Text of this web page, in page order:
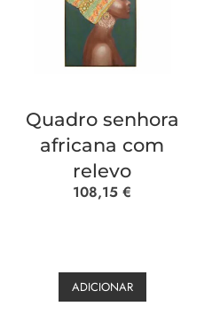
Quadro senhora
africana com
relevo
108,15€
ADICIONAR